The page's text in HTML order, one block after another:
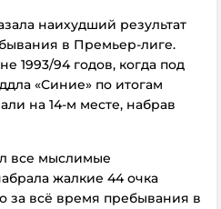
наихудший результат
в Премьер-лиге.
1993/94 годов, когда под
«Синие» по итогам
на 14-м месте, набрав
все мыслимые
жалкие 44 очка
за всё время пребывания в